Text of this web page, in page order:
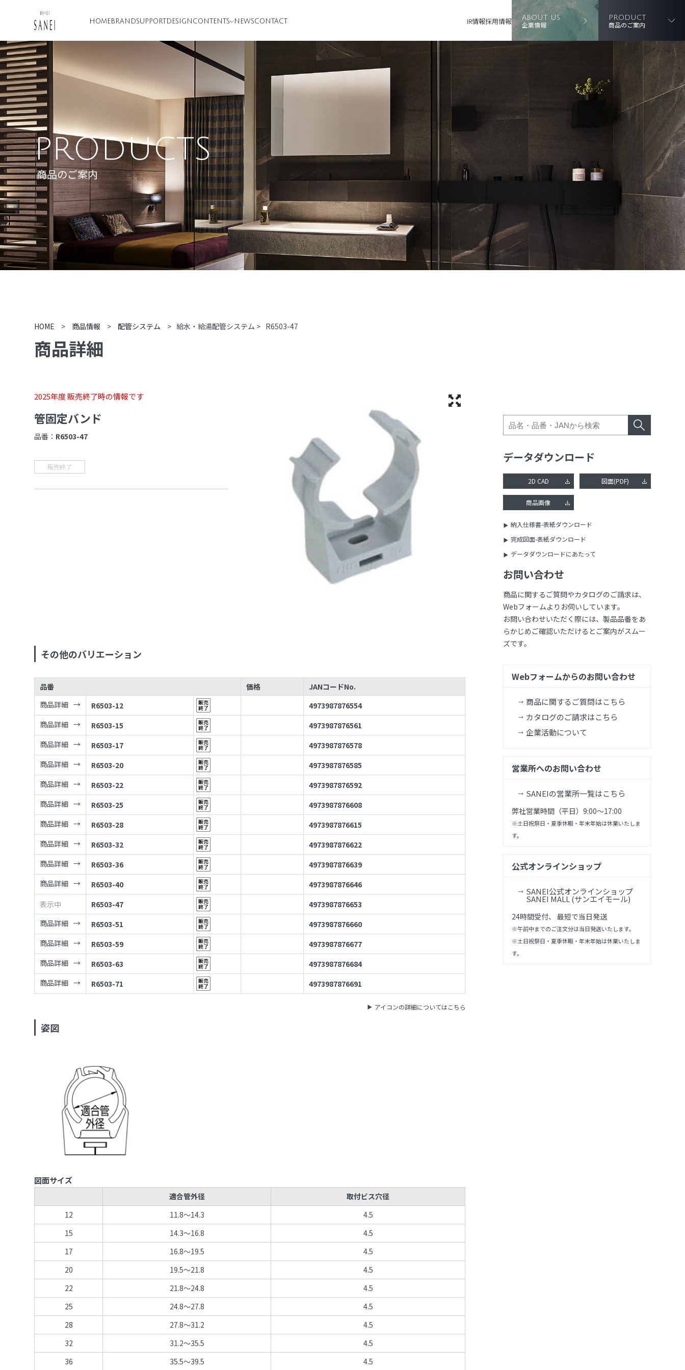
HOME BRANDSUPPORT DESIGN CONTENTS NEWSCONTACT IR情報採用情報 ABOUT US
企業情報
PRODUCT
商品のご案内
PRODUCTS
商品のご案内
HOME > 商品情報 > 配管システム > 給水・給湯配管システム > R6503-47
商品詳細
2025年度 販売終了時の情報です
管固定バンド
品番： R6503-47
販売終了
その他のバリエーション
品番 価格
JANコードNo.
商品詳細
R6503-12
4973987876554
商品詳細
R6503-15
4973987876561
商品詳細
R6503-17
4973987876578
商品詳細
R6503-20
4973987876585
商品詳細
R6503-22
4973987876592
商品詳細
R6503-25
4973987876608
商品詳細
R6503-28
4973987876615
商品詳細
R6503-32
4973987876622
商品詳細
R6503-36
4973987876639
商品詳細
R6503-40
4973987876646
表示中
R6503-47
4973987876653
商品詳細
R6503-51
4973987876660
商品詳細
R6503-59
4973987876677
商品詳細
R6503-63
4973987876684
商品詳細
R6503-71 4973987876691
アイコンの詳細についてはこちら
姿図
図面サイズ
適合管外径
取付ビス穴径
12
11.8～14.3
4.5
15
14.3～16.8
4.5
17
16.8～19.5
4.5
20
19.5～21.8
4.5
22
21.8～24.8
4.5
25
24.8～27.8
4.5
28
27.8～31.2
4.5
32
31.2～35.5
4.5
36
35.5～39.5
4.5
データダウンロード
2D CAD 図面(PDF)
商品画像
納入仕様書-表紙ダウンロード
完成図面-表紙ダウンロード
データダウンロードにあたって
お問い合わせ
商品に関するご質問やカタログのご請求は、
Webフォームよりお伺いしています。
お問い合わせいただく際には、製品品番をあ
らかじめご確認いただけるとご案内がスムー
ズです。
Webフォームからのお問い合わせ
商品に関するご質問はこちら
カタログのご請求はこちら
企業活動について
営業所へのお問い合わせ
SANEIの営業所一覧はこちら
弊社営業時間（平日）9:00～17:00
※土日祝祭日・夏季休暇・年末年始は休業いたしま
す。
公式オンラインショップ
SANEI公式オンラインショップ
SANEI MALL (サンエイモール)
24時間受付、 最短で当日発送
※午前中までのご注文分は当日発送いたします。
※土日祝祭日・夏季休暇・年末年始は休業いたしま
す。